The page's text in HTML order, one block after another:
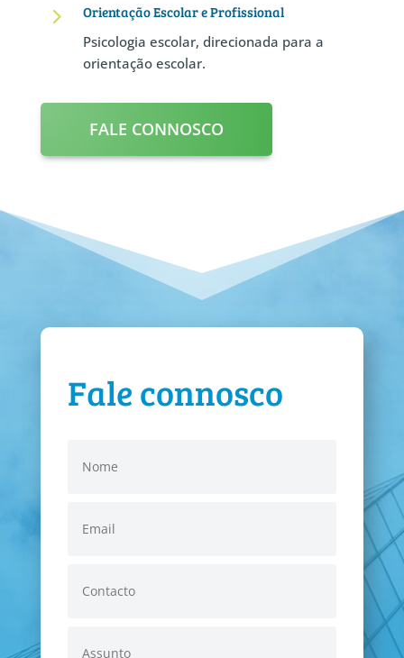
5
Orientação Escolar e Profissional
Psicologia escolar, direcionada para a
orientação escolar.
FALE CONNOSCO
Fale connosco